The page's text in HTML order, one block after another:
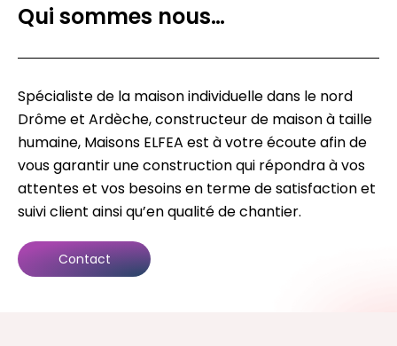
Qui sommes nous…
Spécialiste de la maison individuelle dans le nord
Drôme et Ardèche, constructeur de maison à taille
humaine, Maisons ELFEA est à votre écoute afin de
vous garantir une construction qui répondra à vos
attentes et vos besoins en terme de satisfaction et
suivi client ainsi qu’en qualité de chantier.
Contact